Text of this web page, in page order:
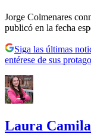
Jorge Colmenares
publicó en la fecha
Siga las últimas
entérese de sus
Laura